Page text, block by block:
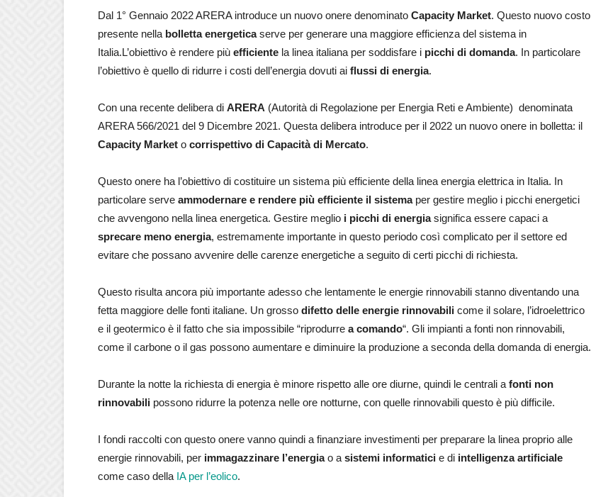
Dal 1° Gennaio 2022 ARERA introduce un nuovo onere denominato Capacity Market. Questo nuovo costo
presente nella bolletta energeticaserve per generare una maggiore efficienza del sistema in
Italia.L’obiettivo è rendere più efficiente la linea italiana per soddisfare i picchi di domanda. In particolare
l’obiettivo è quello di ridurre i costi dell’energia dovuti ai flussi di energia.
Con una recente delibera di ARERA (Autorità di Regolazione per Energia Reti e Ambiente) denominata
ARERA 566/2021 del 9 Dicembre 2021. Questa delibera introduce per il 2022 un nuovo onere in bolletta: il
Capacity Market o corrispettivo di Capacità di Mercato.
Questo onere ha l’obiettivo di costituire un sistema più efficiente della linea energia elettrica in Italia. In
particolare serve ammodernare e rendere più efficiente il sistemaper gestire meglio i picchi energetici
che avvengono nella linea energetica. Gestire meglio i picchi di energiasignifica essere capaci a
sprecare meno energia, estremamente importante in questo periodo così complicato per il settore ed
evitare che possano avvenire delle carenze energetiche a seguito di certi picchi di richiesta.
Questo risulta ancora più importante adesso che lentamente le energie rinnovabili stanno diventando una
fetta maggiore delle fonti italiane. Un grosso difetto delle energie rinnovabili come il solare, l’idroelettrico
e il geotermico è il fatto che sia impossibile “riprodurre a comando“. Gli impianti a fonti non rinnovabili,
come il carbone o il gas possono aumentare e diminuire la produzione a seconda della domanda di energia.
Durante la notte la richiesta di energia è minore rispetto alle ore diurne, quindi le centrali a fonti non
rinnovabili possono ridurre la potenza nelle ore notturne, con quelle rinnovabili questo è più difficile.
I fondi raccolti con questo onere vanno quindi a finanziare investimenti per preparare la linea proprio alle
energie rinnovabili, per immagazzinare l’energiao a sistemi informatici e di intelligenza artificiale
come caso della IA per l’eolico.